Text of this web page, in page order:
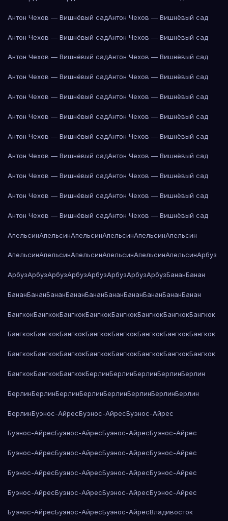
Антон Чехов — Вишнёвый садАнтон Чехов — Вишнёвый сад
Антон Чехов — Вишнёвый садАнтон Чехов — Вишнёвый сад
Антон Чехов — Вишнёвый садАнтон Чехов — Вишнёвый сад
Антон Чехов — Вишнёвый садАнтон Чехов — Вишнёвый сад
Антон Чехов — Вишнёвый садАнтон Чехов — Вишнёвый сад
Антон Чехов — Вишнёвый садАнтон Чехов — Вишнёвый сад
Антон Чехов — Вишнёвый садАнтон Чехов — Вишнёвый сад
Антон Чехов — Вишнёвый садАнтон Чехов — Вишнёвый сад
Антон Чехов — Вишнёвый садАнтон Чехов — Вишнёвый сад
Антон Чехов — Вишнёвый садАнтон Чехов — Вишнёвый сад
Антон Чехов — Вишнёвый садАнтон Чехов — Вишнёвый сад
АпельсинАпельсинАпельсинАпельсинАпельсинАпельсин
АпельсинАпельсинАпельсинАпельсинАпельсинАпельсинАрбуз
АрбузАрбузАрбузАрбузАрбузАрбузАрбузАрбузБананБанан
БананБананБананБананБананБананБананБананБананБанан
БангкокБангкокБангкокБангкокБангкокБангкокБангкокБангкок
БангкокБангкокБангкокБангкокБангкокБангкокБангкокБангкок
БангкокБангкокБангкокБангкокБангкокБангкокБангкокБангкок
БангкокБангкокБангкокБерлинБерлинБерлинБерлинБерлин
БерлинБерлинБерлинБерлинБерлинБерлинБерлинБерлин
БерлинБуэнос-АйресБуэнос-АйресБуэнос-Айрес
Буэнос-АйресБуэнос-АйресБуэнос-АйресБуэнос-Айрес
Буэнос-АйресБуэнос-АйресБуэнос-АйресБуэнос-Айрес
Буэнос-АйресБуэнос-АйресБуэнос-АйресБуэнос-Айрес
Буэнос-АйресБуэнос-АйресБуэнос-АйресБуэнос-Айрес
Буэнос-АйресБуэнос-АйресБуэнос-АйресВладивосток